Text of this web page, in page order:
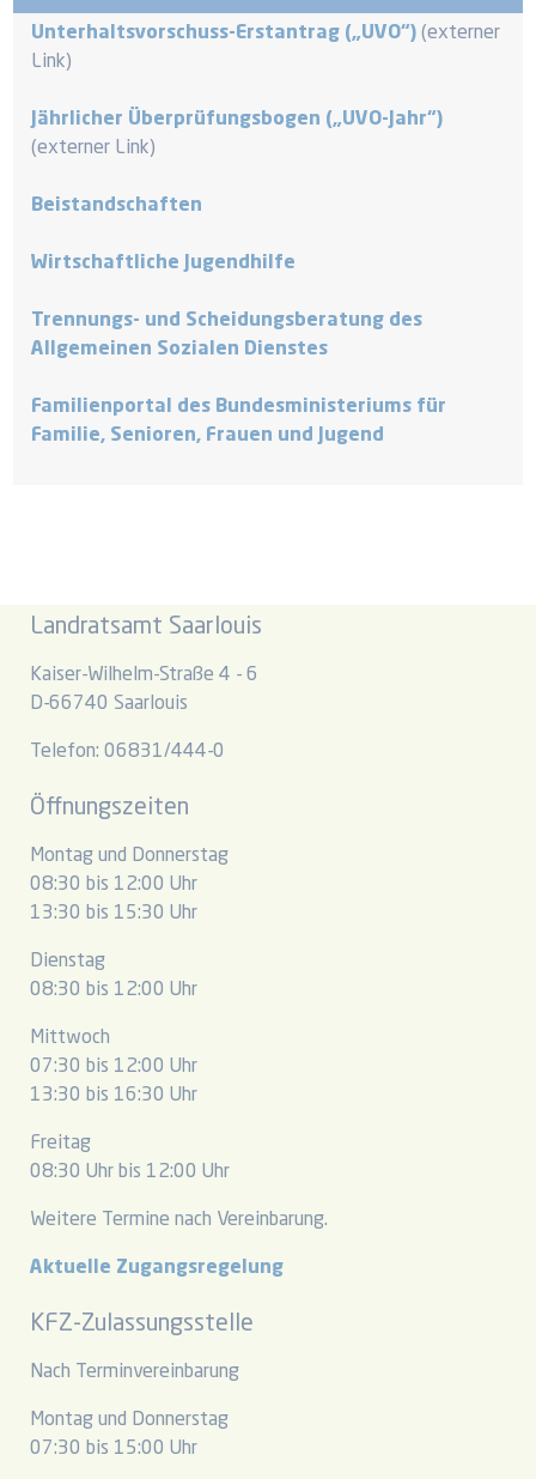
Unterhaltsvorschuss-Erstantrag („UVO“) (externer
Link)
Jährlicher Überprüfungsbogen („UVO-Jahr“)
(externer Link)
Beistandschaften
Wirtschaftliche Jugendhilfe
Trennungs- und Scheidungsberatung des
Allgemeinen Sozialen Dienstes
Familienportal des Bundesministeriums für
Familie, Senioren, Frauen und Jugend
Landratsamt Saarlouis
Kaiser-Wilhelm-Straße 4 - 6
D-66740 Saarlouis
Telefon: 06831/444-0
Öffnungszeiten
Montag und Donnerstag
08:30 bis 12:00 Uhr
13:30 bis 15:30 Uhr
Dienstag
08:30 bis 12:00 Uhr
Mittwoch
07:30 bis 12:00 Uhr
13:30 bis 16:30 Uhr
Freitag
08:30 Uhr bis 12:00 Uhr
Weitere Termine nach Vereinbarung.
Aktuelle Zugangsregelung
KFZ-Zulassungsstelle
Nach Terminvereinbarung
Montag und Donnerstag
07:30 bis 15:00 Uhr